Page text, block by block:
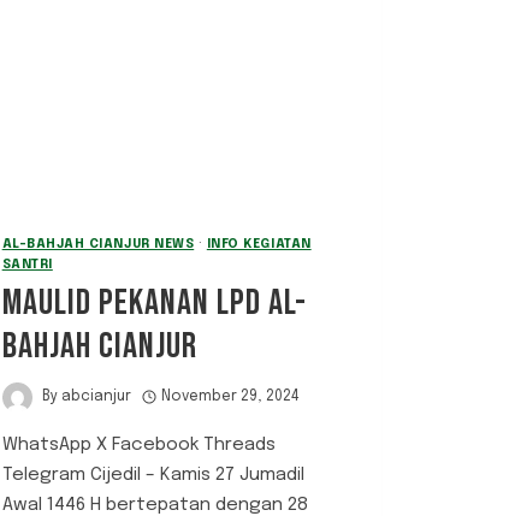
AL-BAHJAH CIANJUR NEWS ·
INFO KEGIATAN
SANTRI
MAULID PEKANAN LPD AL-
BAHJAH CIANJUR
By abcianjur November 29, 2024
WhatsApp X Facebook Threads
Telegram Cijedil – Kamis 27 Jumadil
Awal 1446 H bertepatan dengan 28